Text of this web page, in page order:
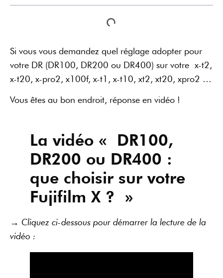
Si vous vous demandez quel réglage adopter pour
votre DR (DR100, DR200 ou DR400) sur votre x-t2,
x-t20, x-pro2, x100f, x-t1, x-t10, xt2, xt20, xpro2 …
Vous êtes au bon endroit, réponse en vidéo !
La vidéo « DR100,
DR200 ou DR400 :
que choisir sur votre
Fujifilm X ? »
→ Cliquez ci-dessous pour démarrer la lecture de la
vidéo :